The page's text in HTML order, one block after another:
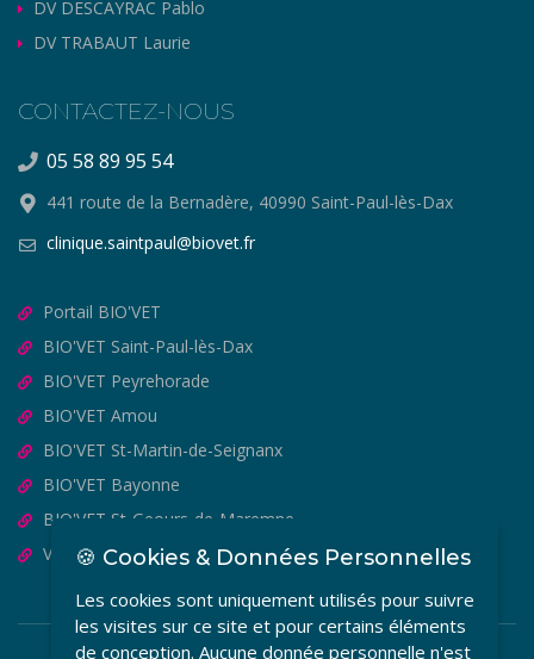
DV DESCAYRAC Pablo
DV TRABAUT Laurie
CONTACTEZ-NOUS
05 58 89 95 54
441 route de la Bernadère, 40990 Saint-Paul-lès-Dax
clinique.saintpaul@biovet.fr
Portail BIO'VET
BIO'VET Saint-Paul-lès-Dax
BIO'VET Peyrehorade
BIO'VET Amou
BIO'VET St-Martin-de-Seignanx
BIO'VET Bayonne
BIO'VET St-Geours-de-Maremne
VET'OSTEO
🍪 Cookies & Données Personnelles
Les cookies sont uniquement utilisés pour suivre
les visites sur ce site et pour certains éléments
de conception. Aucune donnée personnelle n'est